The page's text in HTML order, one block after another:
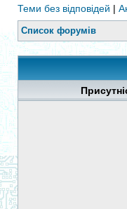
Теми без відповідей |
Список форумів